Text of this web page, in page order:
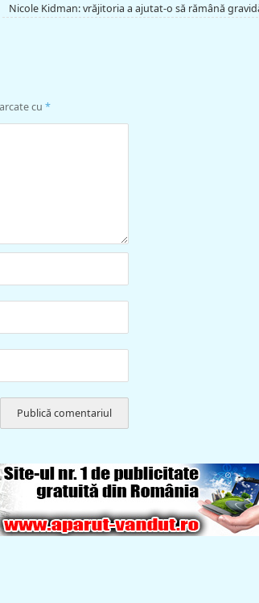
Nicole Kidman: vrăjitoria a ajutat-o să rămână
cu *